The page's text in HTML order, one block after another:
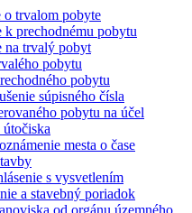
o trvalom pobyte
k prechodnému pobytu
na trvalý pobyt
pobytu
pobytu
súpisného čísla
pobytu na účel
útočiska
mesta o čase
s vysvetlením
a stavebný poriadok